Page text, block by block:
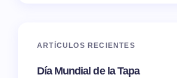
ARTÍCULOS RECIENTES
Día Mundial de la Tapa